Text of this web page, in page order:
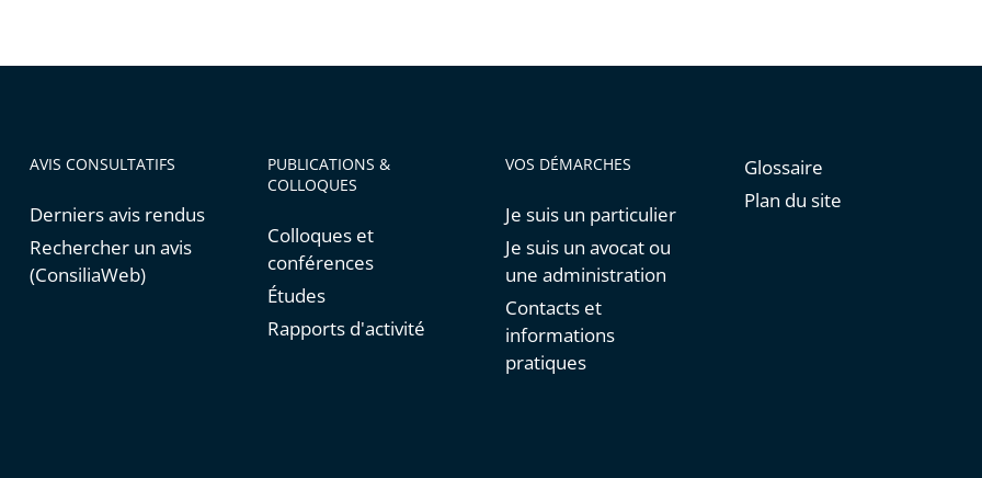
AVIS CONSULTATIFS
Derniers avis rendus
Rechercher un avis
(ConsiliaWeb)
PUBLICATIONS &
COLLOQUES
Colloques et
conférences
Études
Rapports d'activité
VOS DÉMARCHES
Je suis un particulier
Je suis un avocat ou
une administration
Contacts et
informations
pratiques
Glossaire
Plan du site